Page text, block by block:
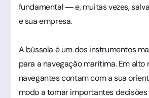
fundamental — e, muitas vezes,
e sua empresa.
A bússola é um dos instrumentos
para a navegação marítima. Em alto
navegantes contam com a sua
modo a tomar importantes